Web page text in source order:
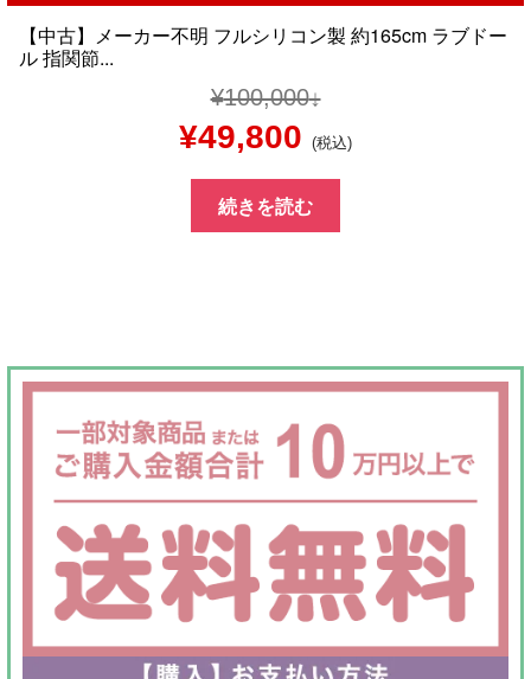
【中古】メーカー不明 フルシリコン製 約165cm ラブドー
ル 指関節...
¥100,000
元
の
価
¥100,000
で
し
た。
¥49,800 現
在
の
は
¥49,800
で
す。
(税込)
続きを読む